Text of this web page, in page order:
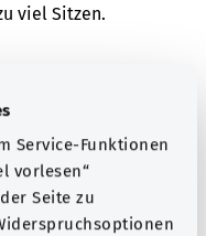
Service-Funktionen
vorlesen“
Seite zu
viel Sitzen.